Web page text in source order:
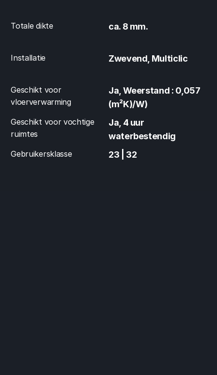
Totale dikte ca. 8 mm.
Installatie Zwevend, Multiclic
Geschikt voor
vloerverwarming
Ja, Weerstand : 0,057
(m²K)/W)
Geschikt voor vochtige
ruimtes
Ja, 4 uur
waterbestendig
Gebruikersklasse 23 | 32